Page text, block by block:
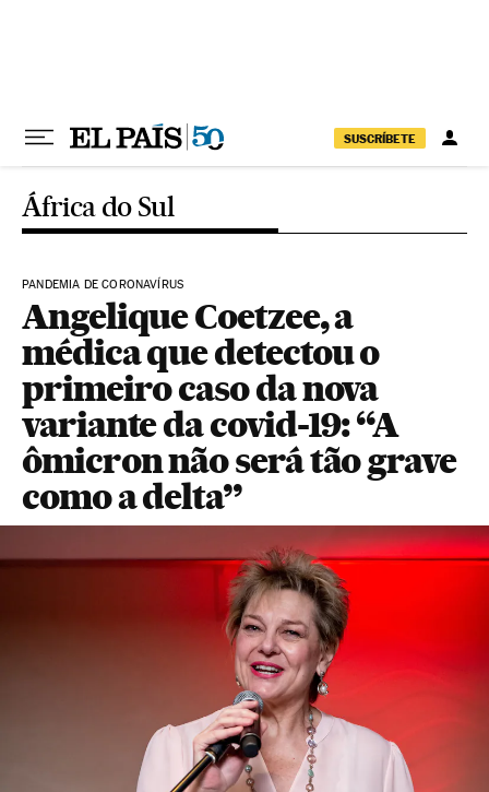
SUSCRÍBETE
África do Sul
PANDEMIA DE CORONAVÍRUS
Angelique Coetzee, a
médica que detectou o
primeiro caso da nova
variante da covid-19: “A
ômicron não será tão grave
como a delta”